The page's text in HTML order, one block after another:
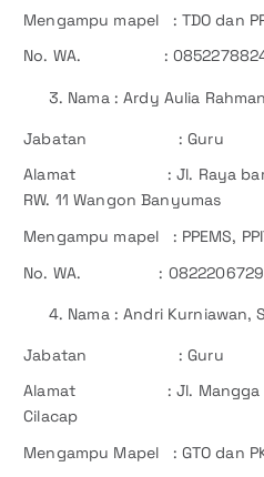
Mengampu mapel : TDO dan
No. WA. :
Nama : Ardy Aulia
Jabatan : Guru
Alamat : Jl. Raya barat
RW. 11 Wangon Banyumas
Mengampu mapel : PPEMS,
No. WA. :
Nama : Andri Kurniawan,
Jabatan : Guru
Alamat : Jl. Mangga RT.
Cilacap
Mengampu Mapel : GTO dan